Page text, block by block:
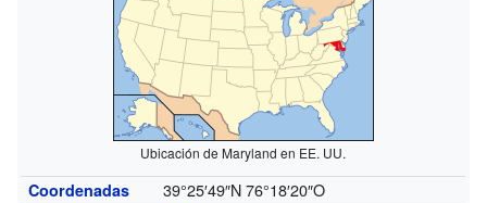
Ubicación de Maryland en EE. UU.
Coordenadas 39°25′49″N 76°18′20″O